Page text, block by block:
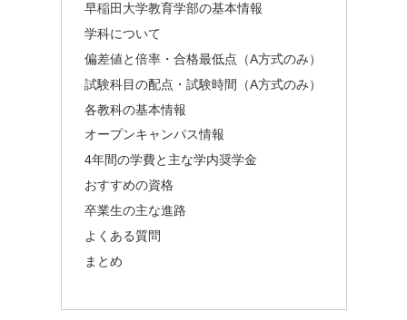
早稲田大学教育学部の基本情報
学科について
偏差値と倍率・合格最低点（A方式のみ）
試験科目の配点・試験時間（A方式のみ）
各教科の基本情報
オープンキャンパス情報
4年間の学費と主な学内奨学金
おすすめの資格
卒業生の主な進路
よくある質問
まとめ